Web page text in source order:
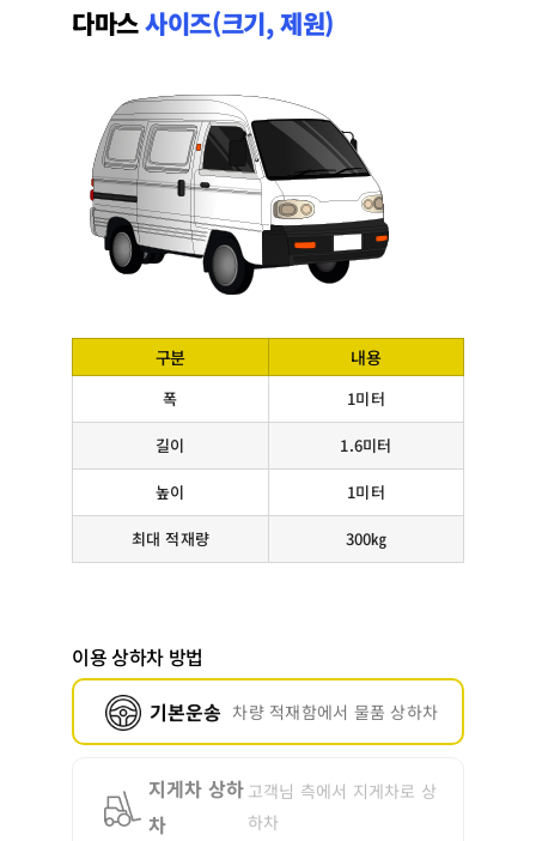
다마스사이즈(크기, 제원)
구분 내용
폭 1미터
길이 1.6미터
높이 1미터
최대 적재량 300㎏
이용 상하차 방법
기본운송 차량 적재함에서 물품 상하차
지게차 상하
차
고객님 측에서 지게차로 상
하차